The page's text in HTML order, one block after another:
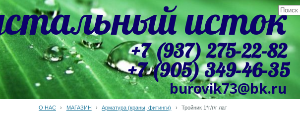
исток
+7 (937) 275-22-82
burovik73@bk.ru
+7 (905) 349-46-35
О НАС › МАГАЗИН › Арматура (краны, фитинги) › Тройник 1*г/г/г лат